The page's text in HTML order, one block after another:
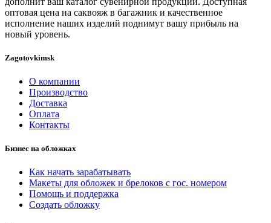
оптовая цена на саквояж в багажник и качественное
исполнение наших изделий поднимут вашу прибыль на
новый уровень.
Zagotovkimsk
О компании
Производство
Доставка
Оплата
Контакты
Бизнес на обложках
Как начать зарабатывать
Макеты для обложек и брелоков с гос. номером
Помощь и поддержка
Создать обложку